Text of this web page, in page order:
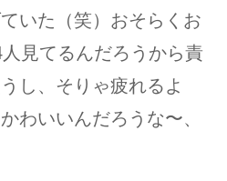
いた（笑）おそらくお
見てるんだろうから責
し、そりゃ疲れるよ
わいいんだろうな〜、